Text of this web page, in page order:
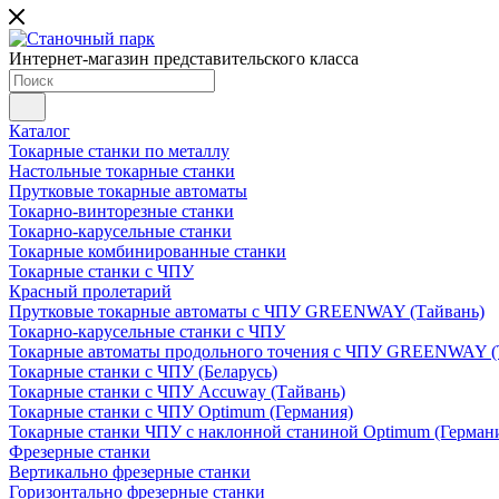
Интернет-магазин представительского класса
Каталог
Токарные станки по металлу
Настольные токарные станки
Прутковые токарные автоматы
Токарно-винторезные станки
Токарно-карусельные станки
Токарные комбинированные станки
Токарные станки с ЧПУ
Красный пролетарий
Прутковые токарные автоматы с ЧПУ GREENWAY (Тайвань)
Токарно-карусельные станки с ЧПУ
Токарные автоматы продольного точения с ЧПУ GREENWAY
Токарные станки с ЧПУ (Беларусь)
Токарные станки с ЧПУ Accuway (Тайвань)
Токарные станки с ЧПУ Optimum (Германия)
Токарные станки ЧПУ с наклонной станиной Optimum
Фрезерные станки
Вертикально фрезерные станки
Горизонтально фрезерные станки